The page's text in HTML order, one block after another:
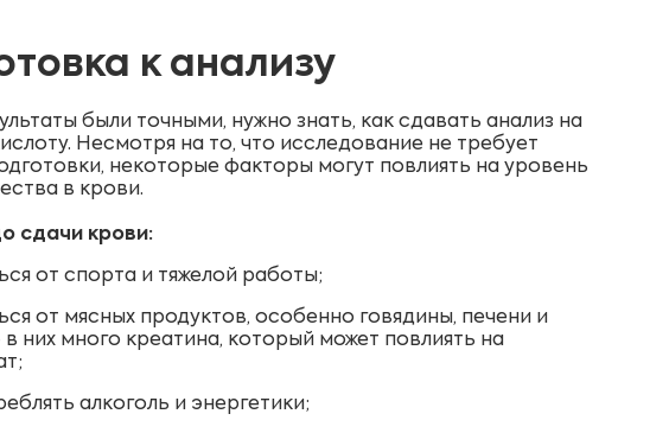
к анализу
были точными, нужно знать, как сдавать анализ на
Несмотря на то, что исследование не требует
некоторые факторы могут повлиять на уровень
в крови.
сдачи крови:
от спорта и тяжелой работы;
от мясных продуктов, особенно говядины, печени и
них много креатина, который может повлиять на
алкоголь и энергетики;